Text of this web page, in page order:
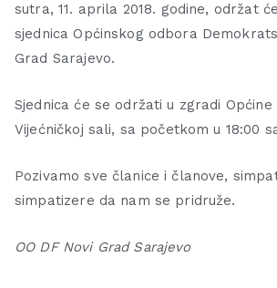
sutra, 11. aprila 2018. godine, održat
sjednica Općinskog odbora
Grad Sarajevo.
Sjednica će se održati u zgradi Općine
Vijećničkoj sali, sa početkom u 18:00
Pozivamo sve članice i članove,
simpatizere da nam se pridruže.
OO DF Novi Grad Sarajevo